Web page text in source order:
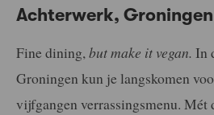
Achterwerk, Groningen
Fine dining,but make it vegan. In
Groningen kun je langskomen
vijfgangen verrassingsmenu. Mét